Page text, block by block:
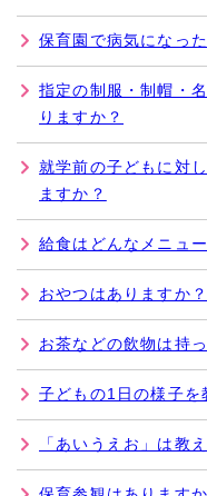
保育園で病気になっ
指定の制服・制帽・
りますか？
就学前の子どもに対
ますか？
給食はどんなメニュ
おやつはありますか？
お茶などの飲物は持
子どもの1日の様子を
「あいうえお」は教